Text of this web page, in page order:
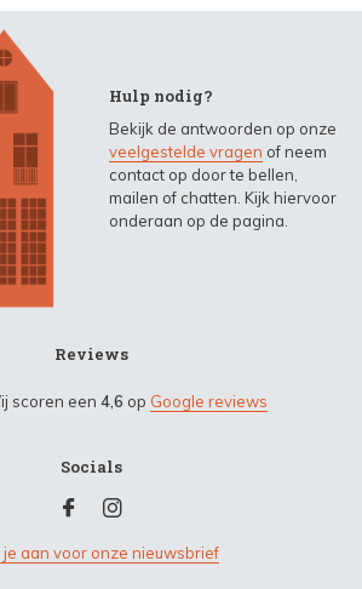
Hulp nodig?
Bekijk de antwoorden op onze
veelgestelde vragen of neem
contact op door te bellen,
mailen of chatten. Kijk hiervoor
onderaan op de pagina.
Reviews
scoren een 4,6 op Google reviews
Socials
je aan voor onze nieuwsbrief